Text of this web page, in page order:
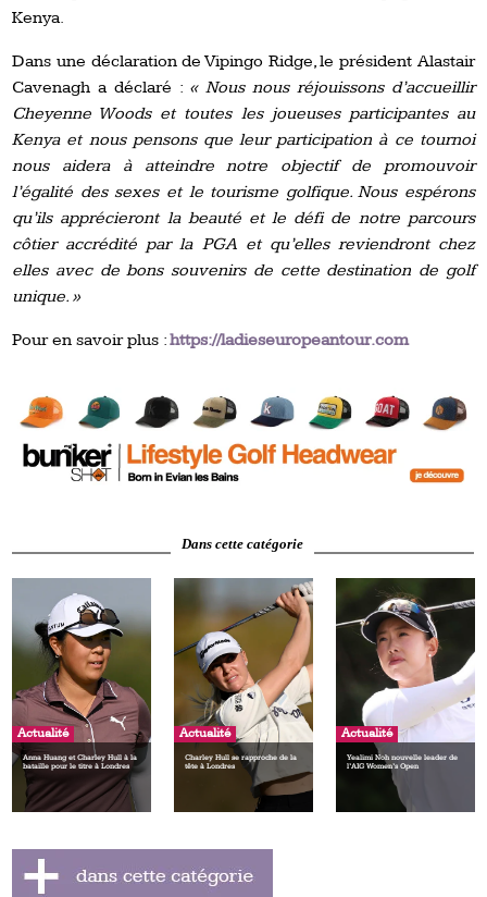
Kenya.
Dans une déclaration de Vipingo Ridge, le président Alastair
Cavenagh a déclaré : « Nous nous réjouissons d’accueillir
Cheyenne Woods et toutes les joueuses participantes au
Kenya et nous pensons que leur participation à ce tournoi
nous aidera à atteindre notre objectif de promouvoir
l’égalité des sexes et le tourisme golfique. Nous espérons
qu’ils apprécieront la beauté et le défi de notre parcours
côtier accrédité par la PGA et qu’elles reviendront chez
elles avec de bons souvenirs de cette destination de golf
unique. »
Pour en savoir plus :https://ladieseuropeantour.com
Dans cette catégorie
Actualité
Anna Huang et Charley Hull à la
bataille pour le titre à Londres
Actualité
Charley Hull se rapproche de la
tête à Londres
Actualité
Yealimi Noh nouvelle leader de
l’AIG Women’s Open